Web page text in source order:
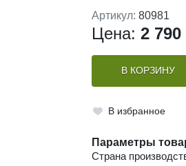
Артикул: 80981
Цена: 2 790
В КОРЗИНУ
В избранное
Параметры
Страна